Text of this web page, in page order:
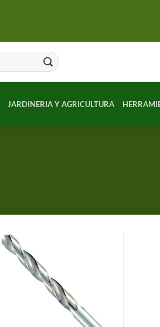
JARDINERIA Y AGRICULTURA